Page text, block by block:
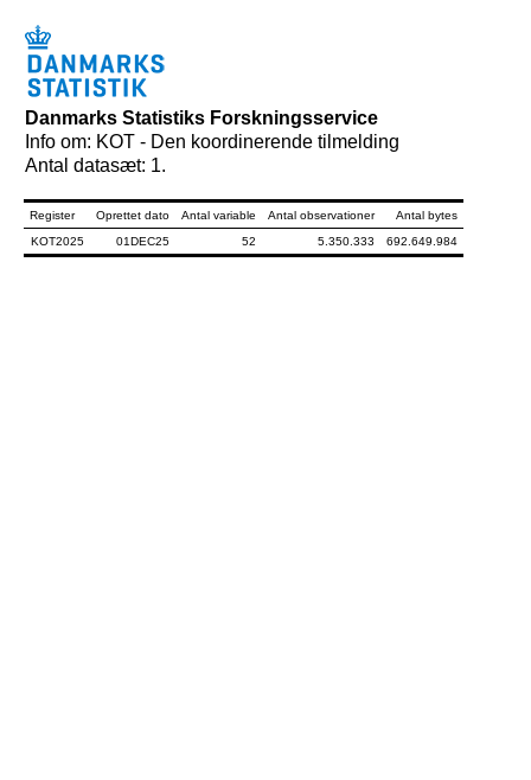
Danmarks Statistiks Forskningsservice
Info om: KOT - Den koordinerende tilmelding
Antal datasæt: 1.
Register Oprettet dato Antal variable Antal observationer
Antal bytes
KOT2025
01DEC25 52 5.350.333 692.649.984